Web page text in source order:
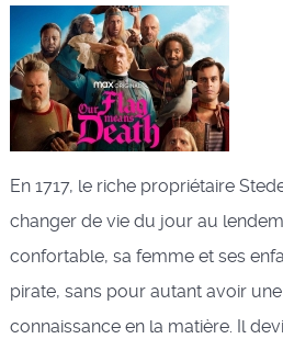
En 1717, le riche propriétaire
changer de vie du jour au
confortable, sa femme et ses
pirate, sans pour autant avoir
connaissance en la matière. Il